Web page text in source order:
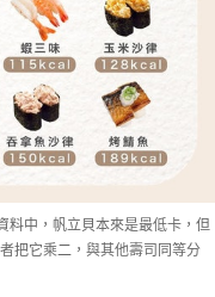
料中，帆立貝本來是最低卡，但
把它乘二，與其他壽司同等分